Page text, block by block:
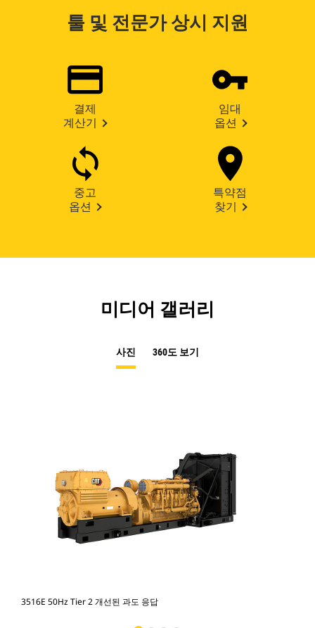
툴 및 전문가 상시 지원
결제
계산기
임대
옵션
중고
옵션
특약점
찾기
미디어 갤러리
사진 360도 보기
3516E 50Hz Tier 2 개선된 과도 응답